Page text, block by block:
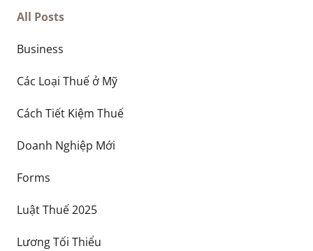
All Posts
Business
Các Loại Thuế ở Mỹ
Cách Tiết Kiệm Thuế
Doanh Nghiệp Mới
Forms
Luật Thuế 2025
Lương Tối Thiểu